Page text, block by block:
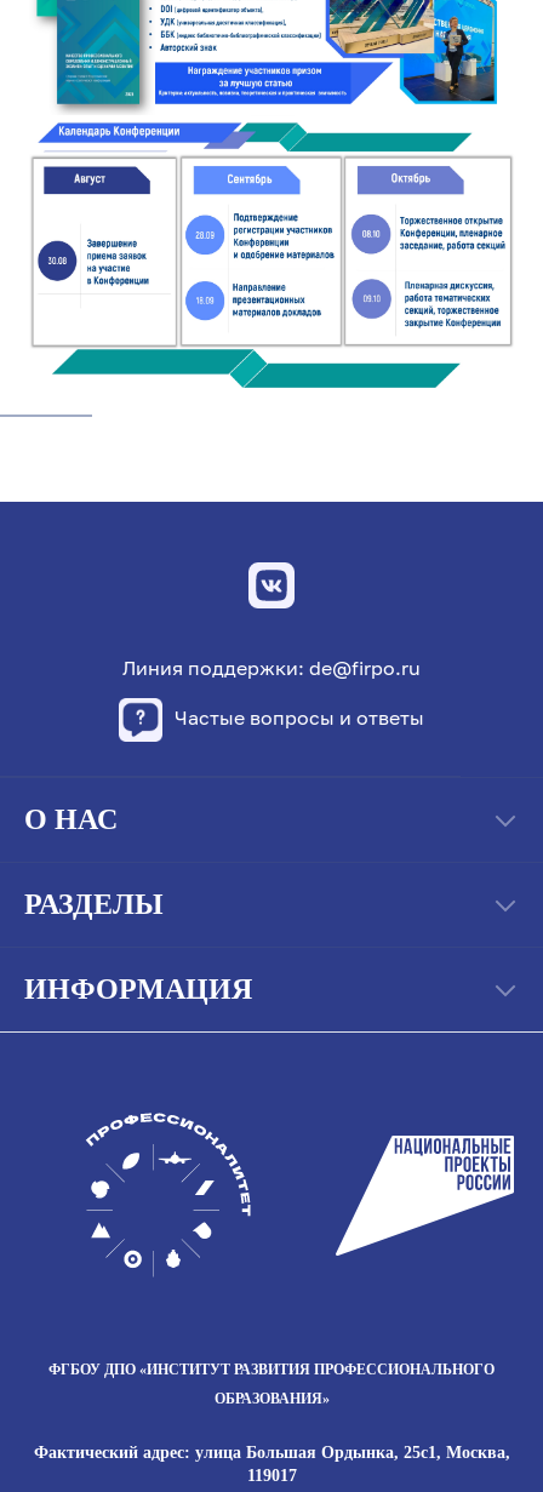
Линия поддержки: de@firpo.ru
Частые вопросы и ответы
О НАС
РАЗДЕЛЫ
ИНФОРМАЦИЯ
ФГБОУ ДПО «ИНСТИТУТ РАЗВИТИЯ ПРОФЕССИОНАЛЬНОГО
ОБРАЗОВАНИЯ»
Фактический адрес: улица Большая Ордынка, 25с1, Москва,
119017